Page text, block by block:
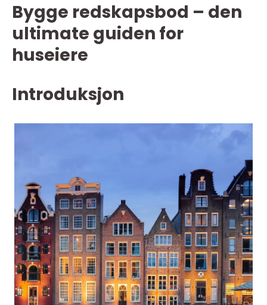
Bygge redskapsbod – den
ultimate guiden for
huseiere
Introduksjon